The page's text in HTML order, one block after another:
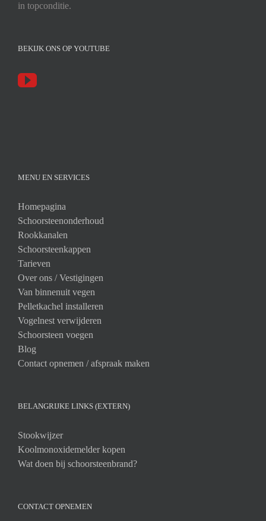
in topconditie.
BEKIJK ONS OP YOUTUBE
MENU EN SERVICES
Homepagina
Schoorsteenonderhoud
Rookkanalen
Schoorsteenkappen
Tarieven
Over ons /Vestigingen
Van binnenuit vegen
Pelletkachel installeren
Vogelnest verwijderen
Schoorsteen voegen
Blog
Contact opnemen / afspraak maken
BELANGRIJKE LINKS (EXTERN)
Stookwijzer
Koolmonoxidemelder kopen
Wat doen bij schoorsteenbrand?
CONTACT OPNEMEN